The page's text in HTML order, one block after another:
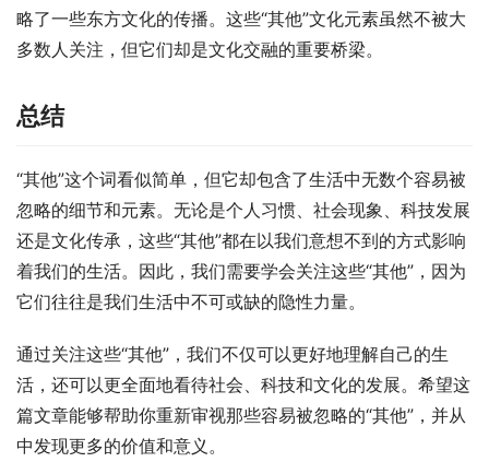
略了一些东方文化的传播。这些“其他”文化元素虽然不被大
多数人关注，但它们却是文化交融的重要桥梁。
总结
“其他”这个词看似简单，但它却包含了生活中无数个容易被
忽略的细节和元素。无论是个人习惯、社会现象、科技发展
还是文化传承，这些“其他”都在以我们意想不到的方式影响
着我们的生活。因此，我们需要学会关注这些“其他”，因为
它们往往是我们生活中不可或缺的隐性力量。
通过关注这些“其他”，我们不仅可以更好地理解自己的生
活，还可以更全面地看待社会、科技和文化的发展。希望这
篇文章能够帮助你重新审视那些容易被忽略的“其他”，并从
中发现更多的价值和意义。